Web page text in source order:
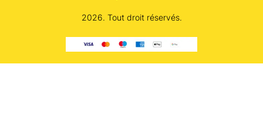
2026. Tout droit réservés.